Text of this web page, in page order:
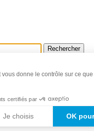
donne le contrôle sur ce
certifiés par
Je choisis OK